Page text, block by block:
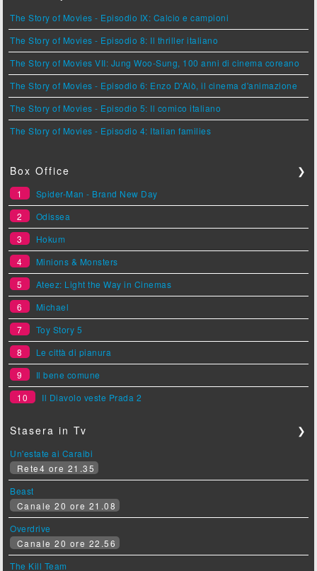
The Story of Movies - Episodio IX: Calcio e campioni
The Story of Movies - Episodio 8: Il thriller italiano
The Story of Movies VII: Jung Woo-Sung, 100 anni di cinema coreano
The Story of Movies - Episodio 6: Enzo D'Alò, il cinema d'animazione
The Story of Movies - Episodio 5: Il comico italiano
The Story of Movies - Episodio 4: Italian families
Box Office ❯
1
Spider-Man - Brand New Day
2
Odissea
3
Hokum
4
Minions & Monsters
5
Ateez: Light the Way in Cinemas
6
Michael
7
Toy Story 5
8
Le città di pianura
9
Il bene comune
10
Il Diavolo veste Prada 2
Stasera in Tv ❯
Un'estate ai Caraibi
Rete4 ore 21.35
Beast
Canale 20 ore 21.08
Overdrive
Canale 20 ore 22.56
The Kill Team